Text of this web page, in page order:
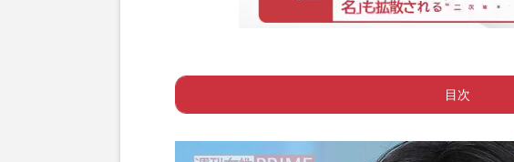
目次
Page 1 ー 新海アニメで初めてのアフレコ